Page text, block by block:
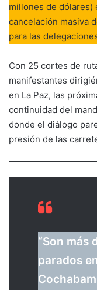
millones de dólares)
cancelación masiva
para las
Con 25 cortes de
manifestantes
en La Paz, las
continuidad del
donde el diálogo
presión de las
“Son más
parados